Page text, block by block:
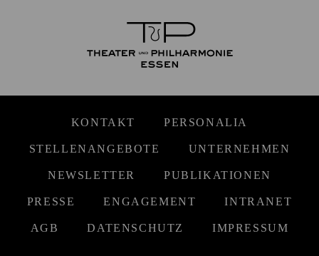
KONTAKT PERSONALIA
STELLENANGEBOTE UNTERNEHMEN
NEWSLETTER PUBLIKATIONEN
PRESSE ENGAGEMENT INTRANET
AGB DATENSCHUTZ IMPRESSUM